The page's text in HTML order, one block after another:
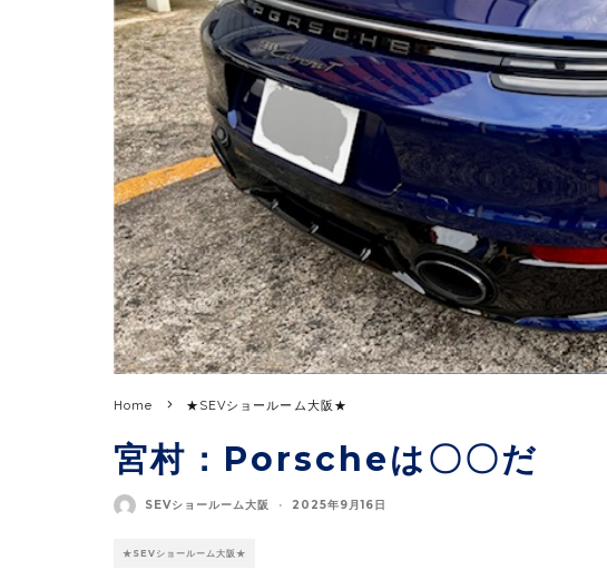
Home ★SEVショールーム大阪★
宮村：Porscheは〇〇だ
SEVショールーム大阪 · 2025年9月16日
★SEVショールーム大阪★